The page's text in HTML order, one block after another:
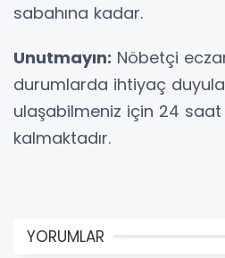
sabahına kadar.
Unutmayın: Nöbetçi
durumlarda ihtiyaç
ulaşabilmeniz için 24
kalmaktadır.
YORUMLAR